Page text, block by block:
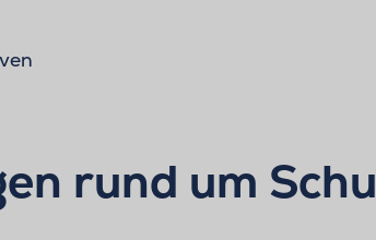
rund um